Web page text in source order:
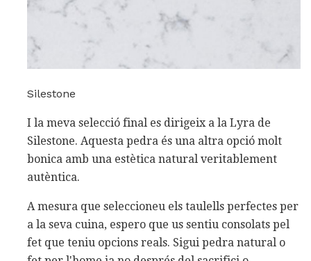
Silestone
I la meva selecció final es dirigeix ​​a la Lyra de
Silestone. Aquesta pedra és una altra opció molt
bonica amb una estètica natural veritablement
autèntica.
A mesura que seleccioneu els taulells perfectes per
a la seva cuina, espero que us sentiu consolats pel
fet que teniu opcions reals. Sigui pedra natural o